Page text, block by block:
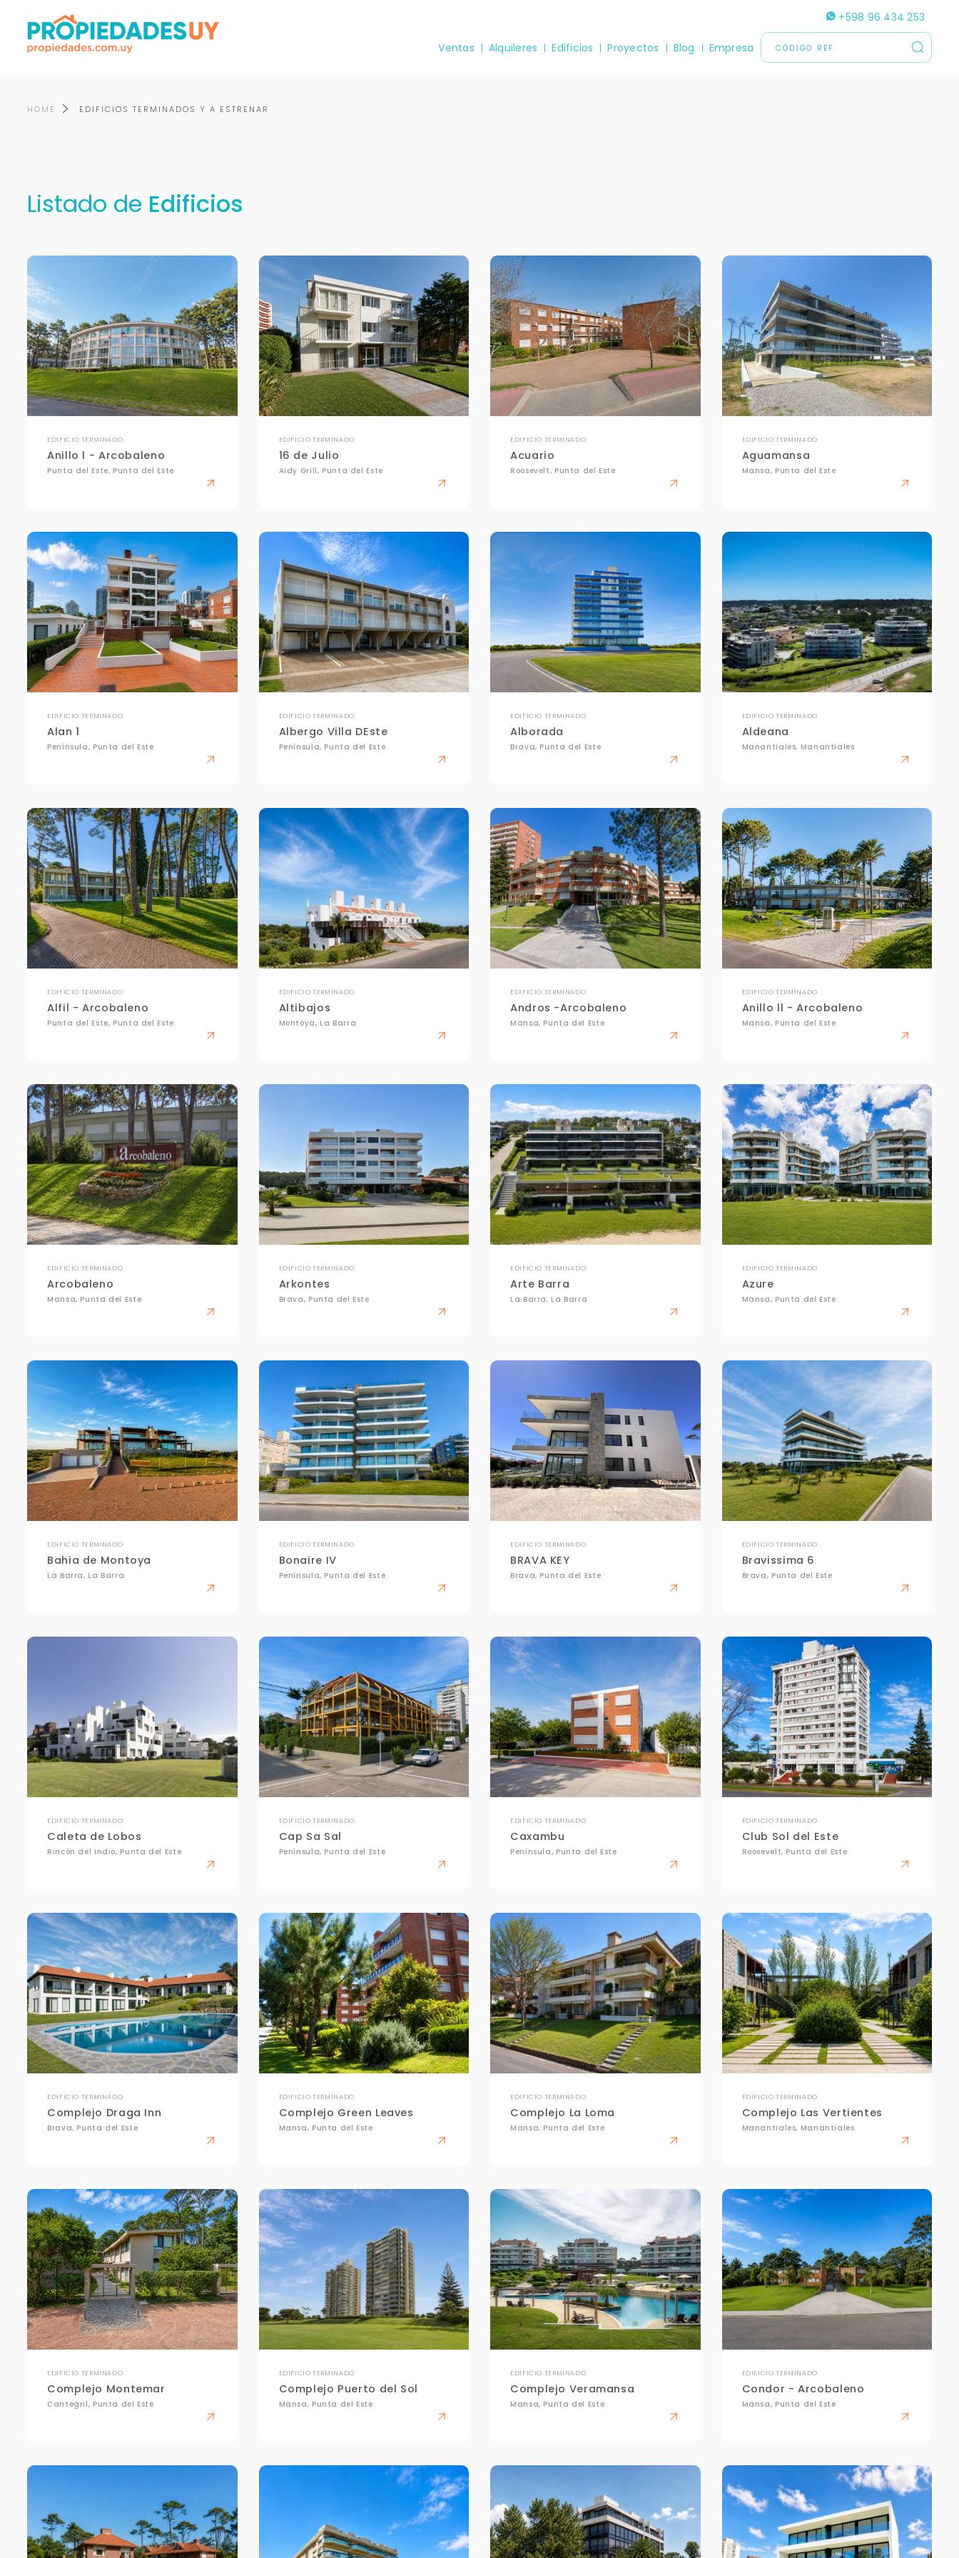
+598 96 434 253
Ventas Alquileres Edificios Proyectos Blog Empresa
HOME EDIFICIOS TERMINADOS Y A ESTRENAR
Listado de Edificios
EDIFICIO TERMINADO
Anillo l - Arcobaleno
Punta del Este, Punta del Este
EDIFICIO TERMINADO
16 de Julio
Aidy Grill, Punta del Este
EDIFICIO TERMINADO
Acuario
Roosevelt, Punta del Este
EDIFICIO TERMINADO
Aguamansa
Mansa, Punta del Este
EDIFICIO TERMINADO
Alan 1
Península, Punta del Este
EDIFICIO TERMINADO
Albergo Villa DEste
Península, Punta del Este
EDIFICIO TERMINADO
Alborada
Brava, Punta del Este
EDIFICIO TERMINADO
Aldeana
Manantiales, Manantiales
EDIFICIO TERMINADO
Alfil - Arcobaleno
Punta del Este, Punta del Este
EDIFICIO TERMINADO
Altibajos
Montoya, La Barra
EDIFICIO TERMINADO
Andros -Arcobaleno
Mansa, Punta del Este
EDIFICIO TERMINADO
Anillo ll - Arcobaleno
Mansa, Punta del Este
EDIFICIO TERMINADO
Arcobaleno
Mansa, Punta del Este
EDIFICIO TERMINADO
Arkontes
Brava, Punta del Este
EDIFICIO TERMINADO
Arte Barra
La Barra, La Barra
EDIFICIO TERMINADO
Azure
Mansa, Punta del Este
EDIFICIO TERMINADO
Bahia de Montoya
La Barra, La Barra
EDIFICIO TERMINADO
Bonaire IV
Península, Punta del Este
EDIFICIO TERMINADO
BRAVA KEY
Brava, Punta del Este
EDIFICIO TERMINADO
Bravissima 6
Brava, Punta del Este
EDIFICIO TERMINADO
Caleta de Lobos
Rincón del Indio, Punta del Este
EDIFICIO TERMINADO
Cap Sa Sal
Península, Punta del Este
EDIFICIO TERMINADO
Caxambu
Península, Punta del Este
EDIFICIO TERMINADO
Club Sol del Este
Roosevelt, Punta del Este
EDIFICIO TERMINADO
Complejo Draga Inn
Brava, Punta del Este
EDIFICIO TERMINADO
Complejo Green Leaves
Mansa, Punta del Este
EDIFICIO TERMINADO
Complejo La Loma
Mansa, Punta del Este
EDIFICIO TERMINADO
Complejo Las Vertientes
Manantiales, Manantiales
EDIFICIO TERMINADO
Complejo Montemar
Cantegril, Punta del Este
EDIFICIO TERMINADO
Complejo Puerto del Sol
Mansa, Punta del Este
EDIFICIO TERMINADO
Complejo Veramansa
Mansa, Punta del Este
EDIFICIO TERMINADO
Condor - Arcobaleno
Mansa, Punta del Este
Para responderte
mejor y más rápido
Déjanos tus datos para identificar tu consulta en el sistema de gestión de
clientes.
Tu nombre *
Tu WhatsApp *
Tus datos están seguros
No compartimos tu información
Uso exclusivo
Solo los usamos para responder
tu consulta.
Continuar por WhatsApp
Cancelar
Buscamos darte la mejor experiencia.